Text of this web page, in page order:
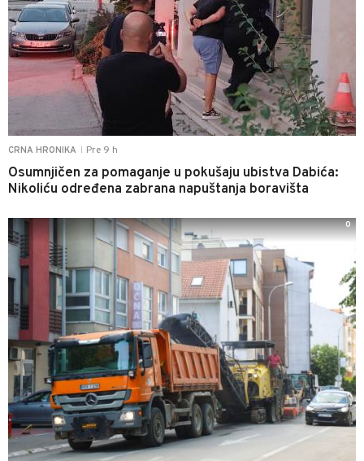
CRNA HRONIKA Pre 9 h
Osumnjičen za pomaganje u pokušaju ubistva Dabića:
Nikoliću određena zabrana napuštanja boravišta
0